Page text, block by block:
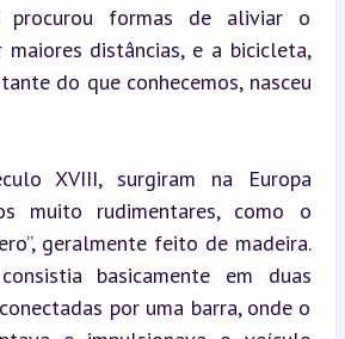
procurou formas de aliviar o
distâncias, e a bicicleta,
do que conhecemos, nasceu
XVIII, surgiram na Europa
muito rudimentares, como o
geralmente feito de madeira.
basicamente em duas
por uma barra, onde o